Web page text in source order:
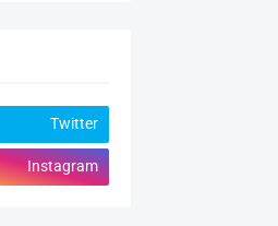
Twitter
Instagram